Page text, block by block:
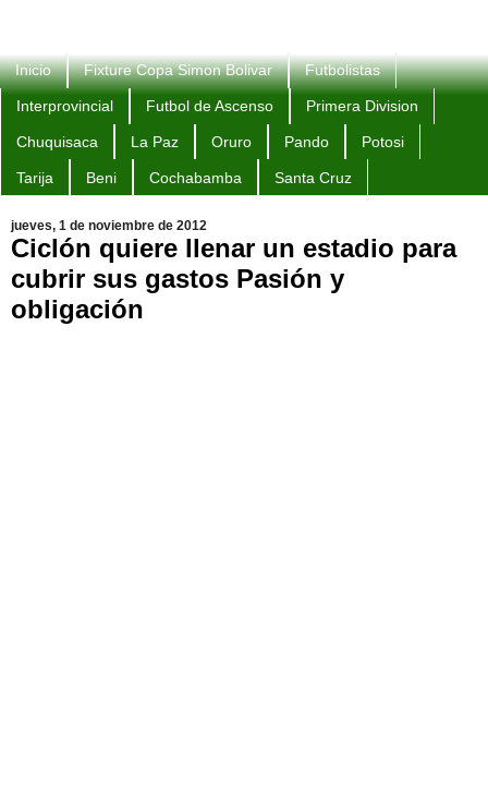
Inicio Fixture Copa Simon Bolivar Futbolistas
Interprovincial Futbol de Ascenso Primera Division
Chuquisaca La Paz Oruro Pando Potosi
Tarija Beni Cochabamba Santa Cruz
jueves, 1 de noviembre de 2012
Ciclón quiere llenar un estadio para
cubrir sus gastos Pasión y
obligación